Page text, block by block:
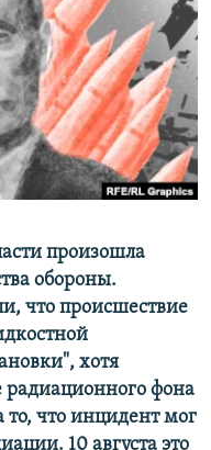
произошла
обороны.
что происшествие
хотя
фона
то, что инцидент мог
10 августа это